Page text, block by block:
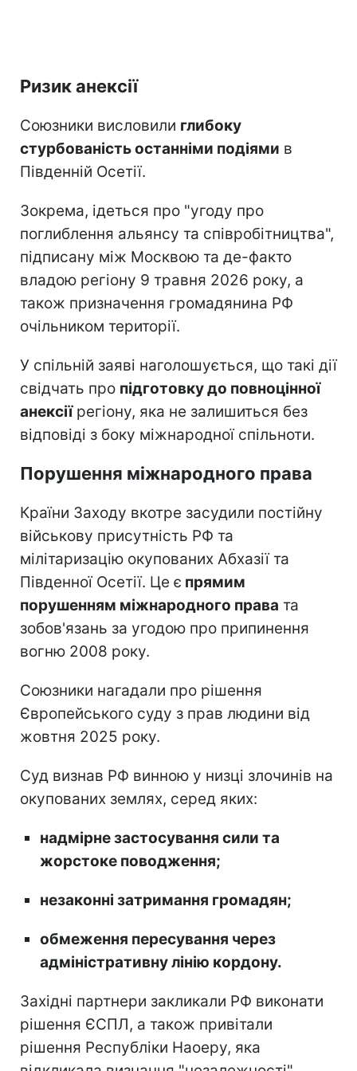
Ризик анексії
Союзники висловили глибоку
стурбованість останніми подіями в
Південній Осетії.
Зокрема, ідеться про "угоду про
поглиблення альянсу та співробітництва",
підписану між Москвою та де-факто
владою регіону 9 травня 2026 року, а
також призначення громадянина РФ
очільником території.
У спільній заяві наголошується, що такі дії
свідчать про підготовку до повноцінної
анексіїрегіону, яка не залишиться без
відповіді з боку міжнародної спільноти.
Порушення міжнародного права
Країни Заходу вкотре засудили постійну
військову присутність РФ та
мілітаризацію окупованих Абхазії та
Південної Осетії. Це є прямим
порушенням міжнародного права та
зобов'язань за угодою про припинення
вогню 2008 року.
Союзники нагадали про рішення
Європейського суду з прав людини від
жовтня 2025 року.
Суд визнав РФ винною у низці злочинів на
окупованих землях, серед яких:
надмірне застосування сили та
жорстоке поводження;
незаконні затримання громадян;
обмеження пересування через
адміністративну лінію кордону.
Західні партнери закликали РФ виконати
рішення ЄСПЛ, а також привітали
рішення Республіки Наоеру, яка